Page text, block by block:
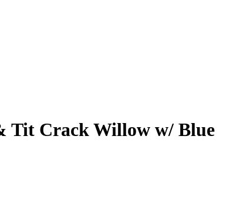
Tit Crack Willow w/ Blue